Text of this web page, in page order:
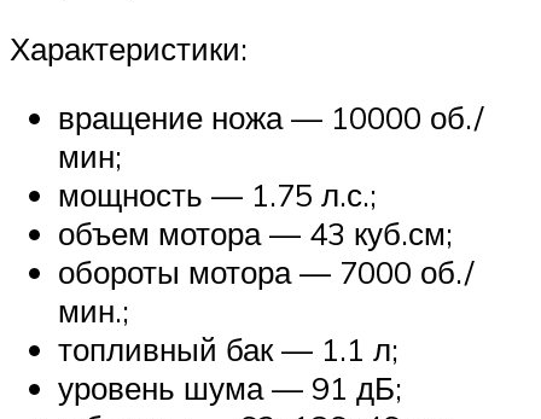
Характеристики:
вращение ножа — 10000 об./
мин;
мощность — 1.75 л.с.;
объем мотора — 43 куб.см;
обороты мотора — 7000 об./
мин.;
топливный бак — 1.1 л;
уровень шума — 91 дБ;